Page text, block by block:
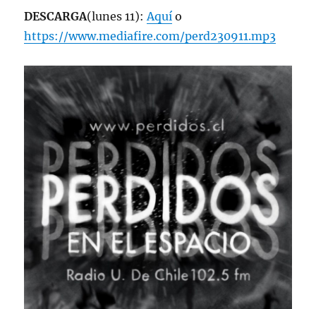
DESCARGA(lunes 11):Aquí o
https://www.mediafire.com/perd230911.mp3